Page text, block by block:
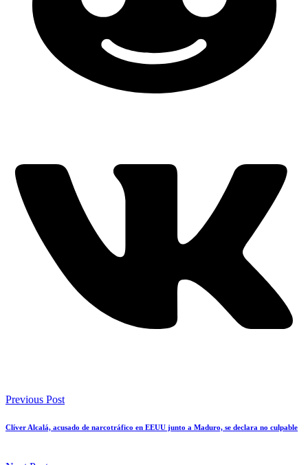
Previous Post
Clíver Alcalá, acusado de narcotráfico en EEUU junto a Maduro, se declara no culpable